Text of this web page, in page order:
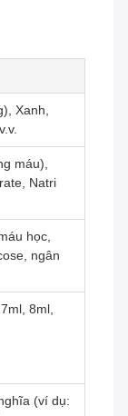
Xanh,
máu),
Natri
học,
ngân
8ml,
(ví dụ: